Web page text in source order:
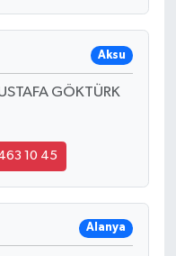
Aksu
GÖKTÜRK
10 45
Alanya